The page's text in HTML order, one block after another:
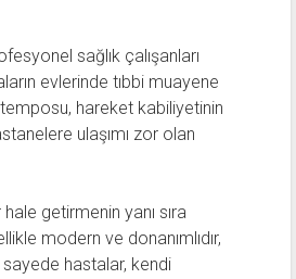
sağlık çalışanları
evlerinde tıbbi muayene
hareket kabiliyetinin
ulaşımı zor olan
getirmenin yanı sıra
modern ve donanımlıdır,
sayede hastalar, kendi